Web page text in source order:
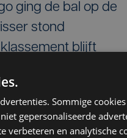
ging de bal op de
stond
blijft
16 punten,
coach Glen De
de rode lantaarn
Sommige
gepersonaliseerde
verbeteren en analytische